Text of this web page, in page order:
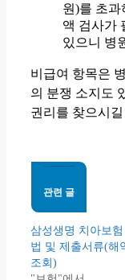
원)를 초과
액 검사가
있으니 병
비급여 항목은
의 분쟁 소지도
권리를 찾으시
관련 글
삼성생명 치아보
법 및 제출서류(해
조회)